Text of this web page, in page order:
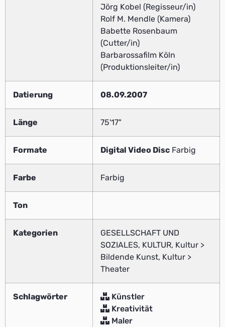
Jörg Kobel (Regisseur/in)
Rolf M. Mendle (Kamera)
Babette Rosenbaum
(Cutter/in)
Barbarossafilm Köln
(Produktionsleiter/in)
Datierung 08.09.2007
Länge 75'17"
Formate Digital Video Disc Farbig
Farbe Farbig
Ton
Kategorien
GESELLSCHAFT UND
SOZIALES, KULTUR, Kultur >
Bildende Kunst, Kultur >
Theater
Schlagwörter
Künstler
Kreativität
Maler